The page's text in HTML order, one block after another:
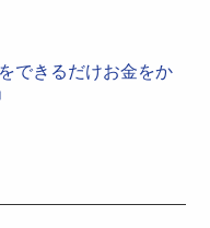
できるだけお金をか